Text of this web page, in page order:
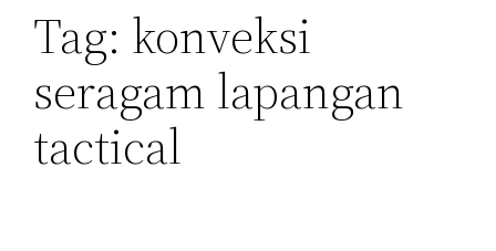
Tag: konveksi
seragam lapangan
tactical